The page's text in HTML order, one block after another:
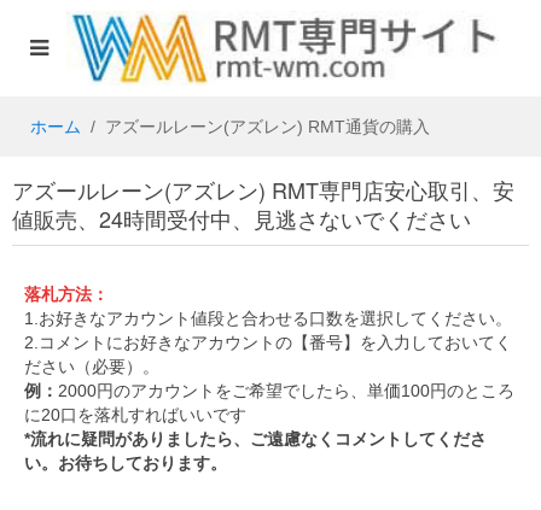
ホーム アズールレーン(アズレン) RMT通貨の購入
アズールレーン(アズレン) RMT専門店安心取引、安
値販売、24時間受付中、見逃さないでください
落札方法：
1.お好きなアカウント値段と合わせる口数を選択してください。
2.コメントにお好きなアカウントの【番号】を入力しておいてく
ださい（必要）。
例： 2000円のアカウントをご希望でしたら、単価100円のところ
に20口を落札すればいいです
*流れに疑問がありましたら、ご遠慮なくコメントしてくださ
い。お待ちしております。